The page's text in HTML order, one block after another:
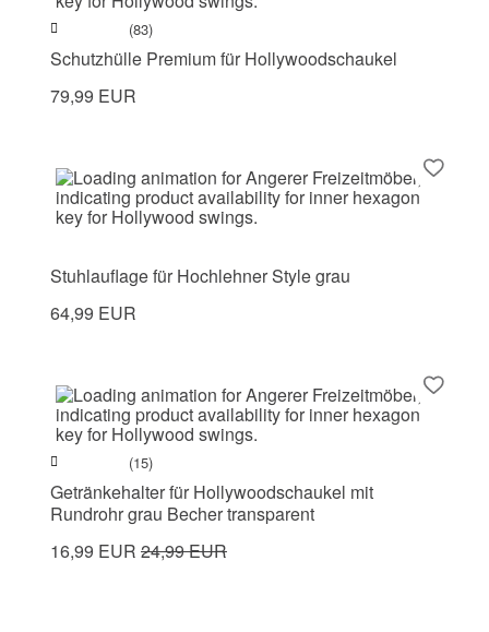
(83)
Schutzhülle Premium für Hollywoodschaukel
79,99 EUR
Stuhlauflage für Hochlehner Style grau
64,99 EUR
(15)
Getränkehalter für Hollywoodschaukel mit
Rundrohr grau Becher transparent
16,99 EUR 24,99 EUR